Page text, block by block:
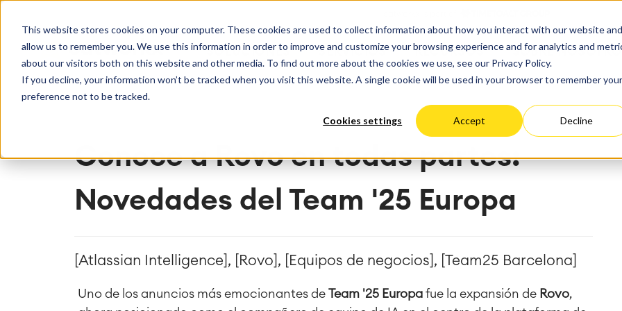
This website stores cookies on your computer. These cookies are used to collect information about how you interact with our website and
allow us to remember you. We use this information in order to improve and customize your browsing experience and for analytics and
about our visitors both on this website and other media. To find out more about the cookies we use, see our Privacy Policy.
If you decline, your information won’t be tracked when you visit this website. A single cookie will be used in your browser to remember your
preference not to be tracked.
Cookies settings Accept Decline
SOLUCIONES
Agile & DevOps
DevOps
Gestión de requisitos
Agile Development
Project & Work Management
Planificación del tiempo
Procesos empresariales
Informes y paneles de control
Service Management
Gestión de servicios IT &
Viaja a la gestión de
Gestión de activos
Mantenimiento industrial
Inteligencia Artificial
SAP Integración
SERVICIOS
Getting Started
Operate
Servicios Cloud
Hosting gestionado
Configuración
Progress
Optimización del
Migración
Migración Cloud
personalizadas
catworkx academy
Formación
aprendizaje personalizado
Consultoría de métodos y
procesos
Estrategia del panorama de TI
Implementación de ITSM
RECURSOS
Eventos y seminarios web Casos de éxito Blog
SOBRE
Descubre más sobre catworkx Alemania
Conoce a Rovo en todas partes:
Novedades del Team '25 Europa
[Atlassian Intelligence], [Rovo], [Equipos de negocios], [Team25 Barcelona]
Uno de los anuncios más emocionantes de Team '25 Europa fue la expansión de Rovo,